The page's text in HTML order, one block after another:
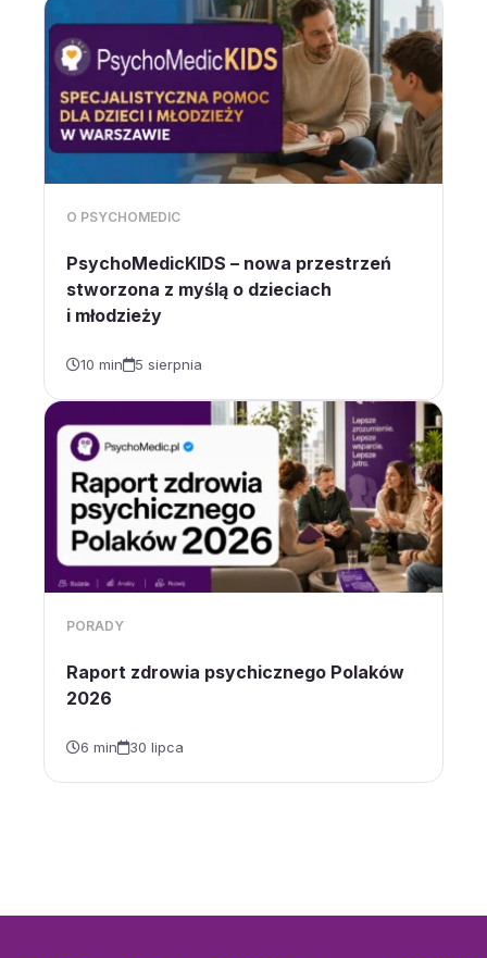
O PSYCHOMEDIC
PsychoMedicKIDS – nowa przestrzeń
stworzona z myślą o dzieciach
i młodzieży
10 min 5 sierpnia
PORADY
Raport zdrowia psychicznego Polaków
2026
6 min 30 lipca